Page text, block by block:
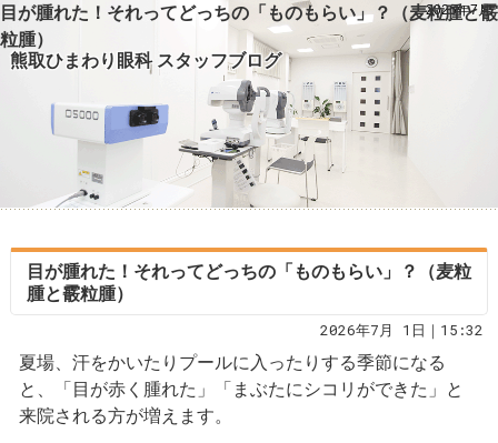
2026年7月
熊取ひまわり眼科 スタッフブログ
目が腫れた！それってどっちの「ものもらい」？（麦粒
腫と霰粒腫）
2026年7月 1日｜15:32
目が腫れた！それってどっちの「ものもらい」？（麦粒腫と霰
粒腫）
夏場、汗をかいたりプールに入ったりする季節になる
と、「目が赤く腫れた」「まぶたにシコリができた」と
来院される方が増えます。